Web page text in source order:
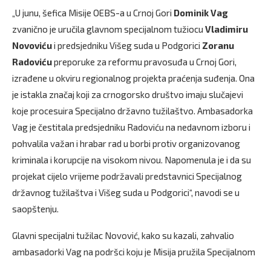
„U junu, šefica Misije OEBS-a u Crnoj Gori Dominik Vag
zvanično je uručila glavnom specijalnom tužiocu Vladimiru
Novovićui predsjedniku Višeg suda u Podgorici Zoranu
Radovićupreporuke za reformu pravosuđa u Crnoj Gori,
izrađene u okviru regionalnog projekta praćenja suđenja. Ona
je istakla značaj koji za crnogorsko društvo imaju slučajevi
koje procesuira Specijalno državno tužilaštvo. Ambasadorka
Vag je čestitala predsjedniku Radoviću na nedavnom izboru i
pohvalila važan i hrabar rad u borbi protiv organizovanog
kriminala i korupcije na visokom nivou. Napomenula je i da su
projekat cijelo vrijeme podržavali predstavnici Specijalnog
državnog tužilaštva i Višeg suda u Podgorici“, navodi se u
saopštenju.
Glavni specijalni tužilac Novović, kako su kazali, zahvalio
ambasadorki Vag na podršci koju je Misija pružila Specijalnom